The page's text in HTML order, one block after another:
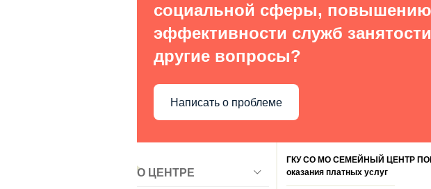
социальной сферы, повышению
эффективности служб
другие вопросы?
Написать о проблеме
О ЦЕНТРЕ
ГКУ СО МО СЕМЕЙНЫЙ ЦЕНТР
оказания платных услуг